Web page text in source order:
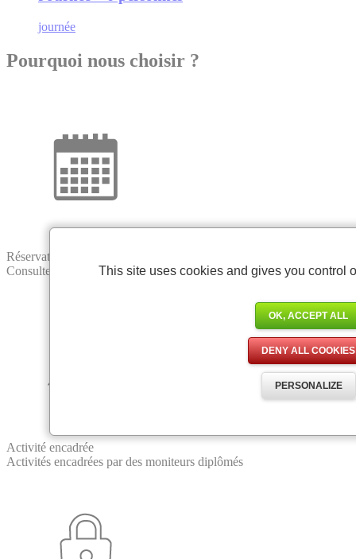
journée
Pourquoi nous choisir ?
Réservation en ligne
Consultez nos disponibilités en temps réel et réservez votre activité
Activité encadrée
Activités encadrées par des moniteurs diplômés
This site uses cookies and gives you control
OK, ACCEPT ALL
DENY ALL COOKIES
PERSONALIZE